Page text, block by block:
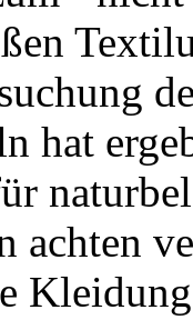
hat
achten